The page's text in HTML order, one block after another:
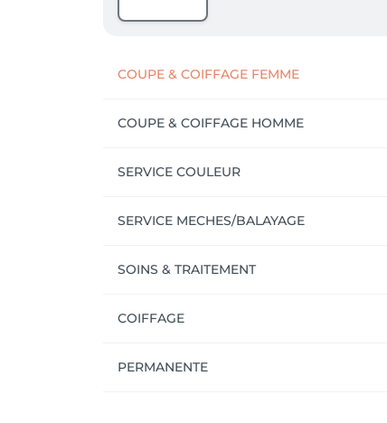
COUPE & COIFFAGE FEMME
COUPE & COIFFAGE HOMME
SERVICE COULEUR
SERVICE MECHES/BALAYAGE
SOINS & TRAITEMENT
COIFFAGE
PERMANENTE